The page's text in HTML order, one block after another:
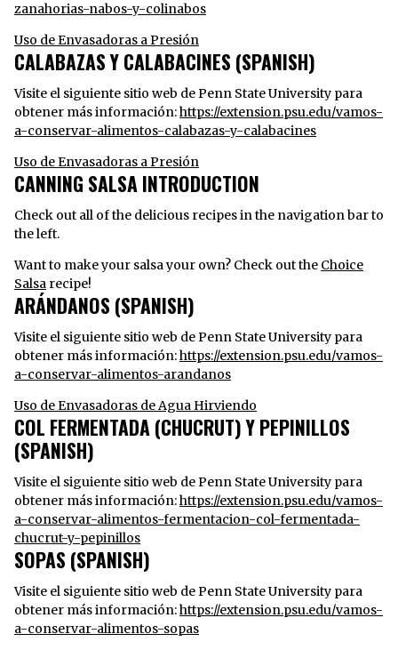
zanahorias-nabos-y-colinabos
Uso de Envasadoras a Presión
CALABAZAS Y CALABACINES (SPANISH)
Visite el siguiente sitio web de Penn State University para
obtener más información:https://extension.psu.edu/vamos-
a-conservar-alimentos-calabazas-y-calabacines
Uso de Envasadoras a Presión
CANNING SALSA INTRODUCTION
Check out all of the delicious recipes in the navigation bar to
the left.
Want to make your salsa your own? Check out the Choice
Salsa recipe!
ARÁNDANOS (SPANISH)
Visite el siguiente sitio web de Penn State University para
obtener más información:https://extension.psu.edu/vamos-
a-conservar-alimentos-arandanos
Uso de Envasadoras de Agua Hirviendo
COL FERMENTADA (CHUCRUT) Y PEPINILLOS
(SPANISH)
Visite el siguiente sitio web de Penn State University para
obtener más información:https://extension.psu.edu/vamos-
a-conservar-alimentos-fermentacion-col-fermentada-
chucrut-y-pepinillos
SOPAS (SPANISH)
Visite el siguiente sitio web de Penn State University para
obtener más información:https://extension.psu.edu/vamos-
a-conservar-alimentos-sopas